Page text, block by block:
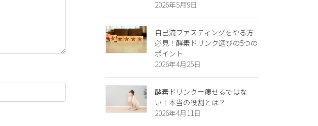
2026年5月9日
自己流ファスティングをやる方
必見！酵素ドリンク選びの5つの
ポイント
2026年4月25日
酵素ドリンク＝痩せるではな
い！本当の役割とは？
2026年4月11日